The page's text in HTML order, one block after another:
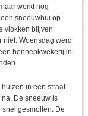
werkt nog
sneeuwbui op
vlokken blijven
niet. Woensdag werd
hennepkwekerij in
in een straat
De sneeuw is
gesmolten. De